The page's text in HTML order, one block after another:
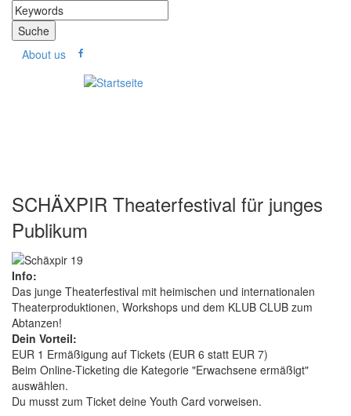
Direkt zum Inhalt
Suchformular
Suche
About us
SCHÄXPIR Theaterfestival für junges
Publikum
Info:
Das junge Theaterfestival mit heimischen und internationalen
Theaterproduktionen, Workshops und dem KLUB CLUB zum
Abtanzen!
Dein Vorteil:
EUR 1 Ermäßigung auf Tickets (EUR 6 statt EUR 7)
Beim Online-Ticketing die Kategorie "Erwachsene ermäßigt"
auswählen.
Du musst zum Ticket deine Youth Card vorweisen.